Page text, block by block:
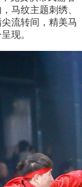
马纹主题刺绣、
流转间，精美马
现。